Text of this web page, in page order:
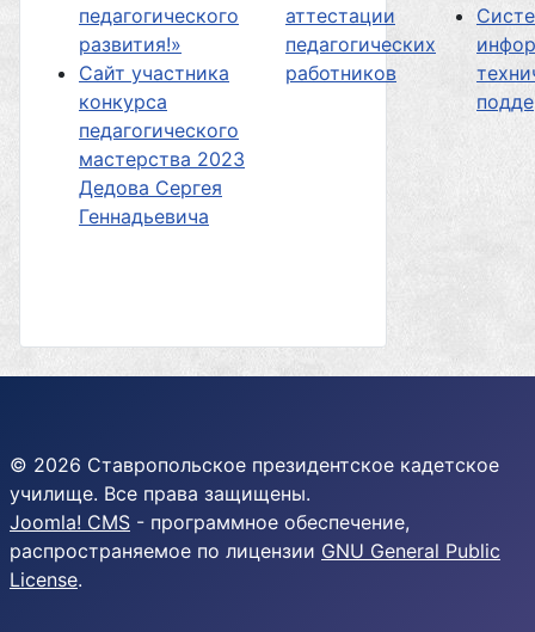
педагогического
развития!»
Сайт участника
конкурса
педагогического
мастерства 2023
Дедова Сергея
Геннадьевича
аттестации
педагогических
работников
© 2026 Ставропольское президентское кадетское
училище. Все права защищены.
Joomla! CMS - программное обеспечение,
распространяемое по лицензии GNU General Public
License.